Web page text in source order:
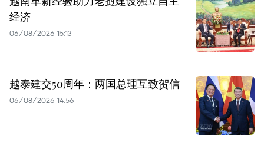
经济
06/08/2026 15:13
越泰建交50周年：两国总理互致贺信
06/08/2026 14:56